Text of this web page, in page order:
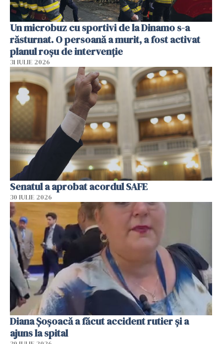
Un microbuz cu sportivi de la Dinamo s-a
răsturnat. O persoană a murit, a fost activat
planul roșu de intervenție
31 IULIE 2026
Senatul a aprobat acordul SAFE
30 IULIE 2026
Diana Șoșoacă a făcut accident rutier și a
ajuns la spital